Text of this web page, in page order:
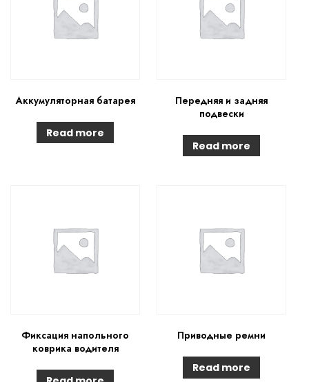
Аккумуляторная батарея
Read more
Передняя и задняя
подвески
Read more
Фиксация напольного
коврика водителя
Приводные ремни
Read more